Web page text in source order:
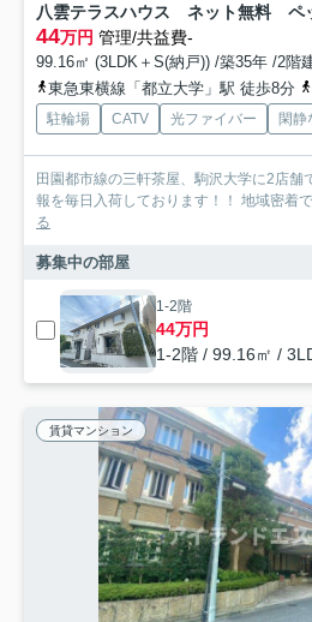
44万円 管理/共益費-
99.16㎡ (3LDK＋S(納戸)) /築35年 /2階
東急東横線「都立大学」駅 徒歩8分
駐輪場 CATV 光ファイバー 閑静
田園都市線の三軒茶屋、駒沢大学に2店舗
報を毎日入荷しております！！ 地域密着
る
募集中の部屋
1-2階
44万円
1-2階 / 99.16㎡ /
賃貸マンション